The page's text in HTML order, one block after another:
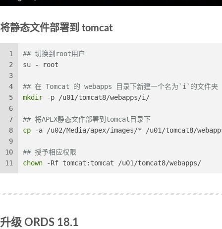
将静态文件部署到 tomcat
1
2
3
4
5
6
7
8
9
10
11
## 切换到root用户
su - root
## 在 Tomcat 的 webapps 目录下新建一个名为`i`的文件夹
mkdir -p /u01/tomcat8/webapps/i/
## 将APEX静态文件部署到tomcat目录下
cp -a /u02/Media/apex/images/* /u01/tomcat8/
## 授予相应权限
chown -Rf tomcat:tomcat /u01/tomcat8/webapps/
升级 ORDS 18.1